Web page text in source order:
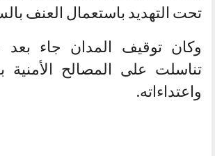
تحت التهديد باستعمال العنف
وكان توقيف المدان جاء
تناسلت على المصالح الأمنية
واعتداءاته.